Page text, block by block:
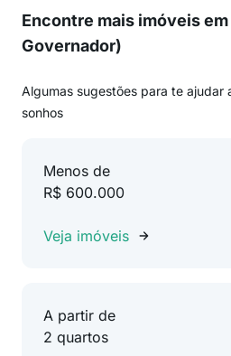
Encontre mais imóveis em
Governador)
Algumas sugestões para te ajudar
sonhos
Menos de
R$ 600.000
Veja imóveis
A partir de
2 quartos